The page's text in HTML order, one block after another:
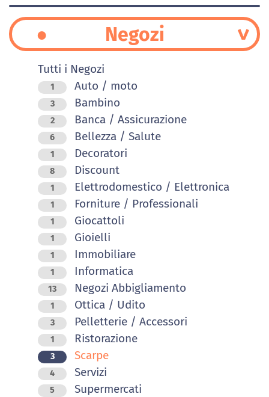
Negozi
Tutti i Negozi
1 Auto / moto
3 Bambino
2 Banca / Assicurazione
6 Bellezza / Salute
1 Decoratori
8 Discount
1 Elettrodomestico / Elettronica
1 Forniture / Professionali
1 Giocattoli
1 Gioielli
1 Immobiliare
1 Informatica
13 Negozi Abbigliamento
1 Ottica / Udito
3 Pelletterie / Accessori
1 Ristorazione
3 Scarpe
4 Servizi
5 Supermercati